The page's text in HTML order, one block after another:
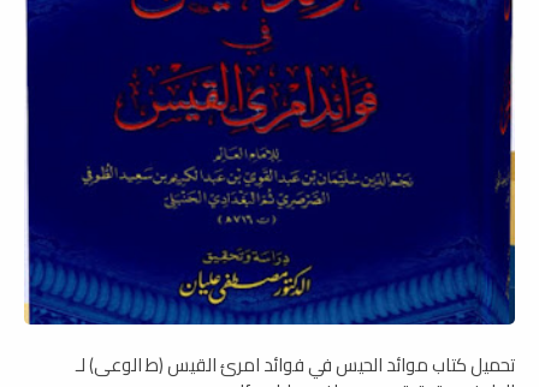
تحميل كتاب موائد الحيس في فوائد امرئ القيس (ط الوعى) لـ